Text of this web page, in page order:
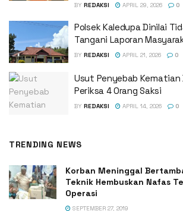
BY REDAKSI APRIL 29, 2026 0
Polsek Kaledupa Dinilai
Tangani Laporan
BY REDAKSI APRIL 21, 2026 0
Usut Penyebab Kematian
Periksa 4 Orang Saksi
BY REDAKSI APRIL 14, 2026 0
TRENDING NEWS
Korban Meninggal
Teknik Hembuskan Nafas
Operasi
SEPTEMBER 27, 2019